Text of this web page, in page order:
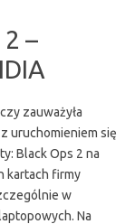
–
zauważyła
uruchomieniem się
Black Ops 2 na
kartach firmy
w
Na